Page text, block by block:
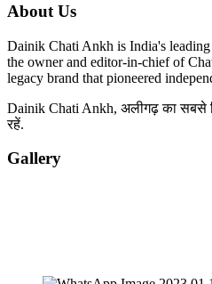
About Us
Dainik Chati Ankh is India's
the owner and editor-in-chief of
legacy brand that pioneered
Dainik Chati Ankh, अलीगढ़ का सबसे
रहें.
Gallery